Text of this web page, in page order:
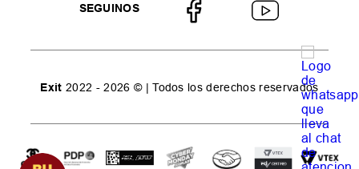
SEGUINOS
Exit 2022 - 2026 © | Todos los derechos reservados